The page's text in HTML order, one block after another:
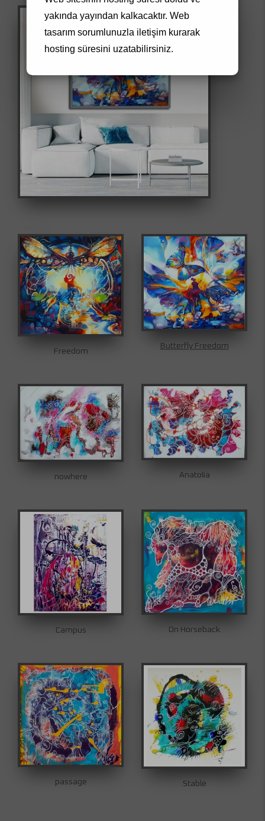
Freedom
Butterfly Freedom
nowhere Anatolia
Campus On Horseback
passage Stable
yakında yayından kalkacaktır. Web
tasarımsorumlunuzla iletişim kurarak
hosting süresini uzatabilirsiniz.